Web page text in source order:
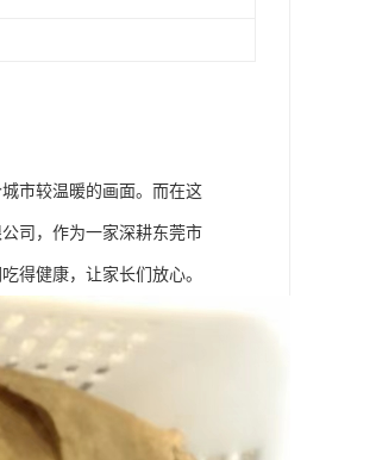
市较温暖的画面。而在这
司，作为一家深耕东莞市
得健康，让家长们放心。